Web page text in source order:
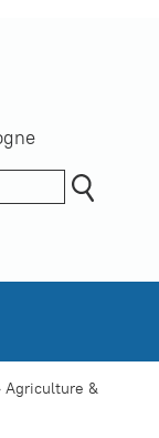
Agriculture &